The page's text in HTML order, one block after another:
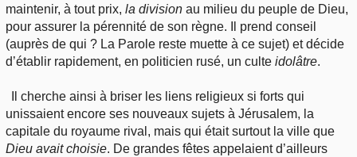
maintenir, à tout prix, la division au milieu du peuple de Dieu,
pour assurer la pérennité de son règne. Il prend conseil
(auprès de qui ? La Parole reste muette à ce sujet) et décide
d’établir rapidement, en politicien rusé, un culte idolâtre.
Il cherche ainsi à briser les liens religieux si forts qui
unissaient encore ses nouveaux sujets à Jérusalem, la
capitale du royaume rival, mais qui était surtout la ville que
Dieu avait choisie. De grandes fêtes appelaient d’ailleurs